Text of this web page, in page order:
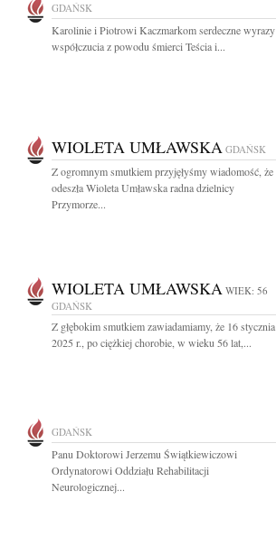
GDAŃSK
Karolinie i Piotrowi Kaczmarkom serdeczne wyrazy
współczucia z powodu śmierci Teścia i...
WIOLETA UMŁAWSKA GDAŃSK
Z ogromnym smutkiem przyjęłyśmy wiadomość, że
odeszła Wioleta Umławska radna dzielnicy
Przymorze...
WIOLETA UMŁAWSKA WIEK: 56
GDAŃSK
Z głębokim smutkiem zawiadamiamy, że 16 stycznia
2025 r., po ciężkiej chorobie, w wieku 56 lat,...
GDAŃSK
Panu Doktorowi Jerzemu Świątkiewiczowi
Ordynatorowi Oddziału Rehabilitacji
Neurologicznej...